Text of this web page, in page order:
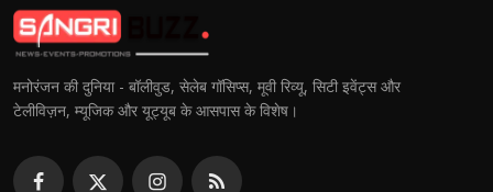
मनोरंजन की दुनिया - बॉलीवुड, सेलेब गॉसिप्स, मूवी रिव्यू, सिटी इवेंट्स और
टेलीविज़न, म्यूजिक और यूट्यूब के आसपास के विशेष।